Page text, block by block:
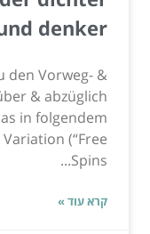
denker
den Vorweg- &
& abzüglich
in folgendem
(“Free
Spins...
קרא עוד »